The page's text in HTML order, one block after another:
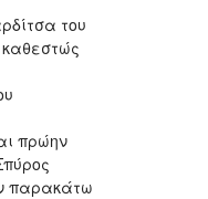
του
πρώην
παρακάτω